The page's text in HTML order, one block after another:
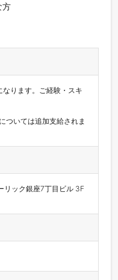
方
ついては追加支給されま
リック銀座7丁目ビル 3F